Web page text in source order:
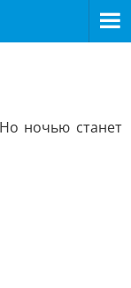
ночью станет